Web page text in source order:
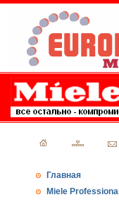
Главная
Miele Professional